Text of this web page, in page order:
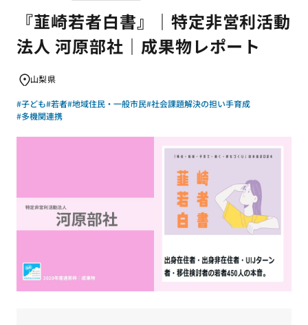
『韮崎若者白書』｜特定非営利活動
法人 河原部社｜成果物レポート
山梨県
#子ども#若者#地域住民・一般市民#社会課題解決の担い手育成
#多機関連携